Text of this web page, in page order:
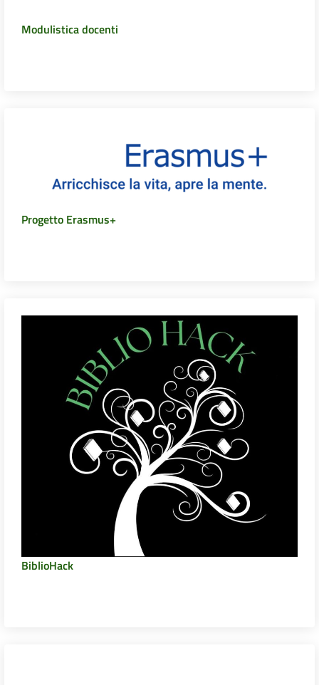
Modulistica docenti
Progetto Erasmus+
BiblioHack